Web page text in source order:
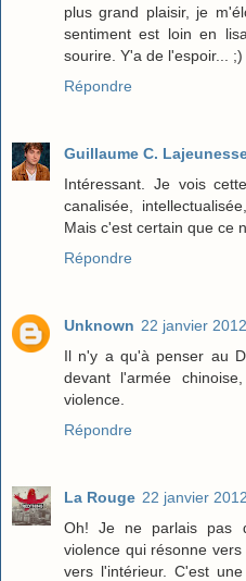
plus grand plaisir, je
sentiment est loin en
sourire. Y'a de l'espoir... ;)
Répondre
Guillaume C.
Intéressant. Je vois
canalisée,
Mais c'est certain que ce
Répondre
Unknown 22 janvier
Il n'y a qu'à penser au
devant l'armée
violence.
Répondre
La Rouge 22 janvier
Oh! Je ne parlais pas
violence qui résonne
vers l'intérieur. C'est